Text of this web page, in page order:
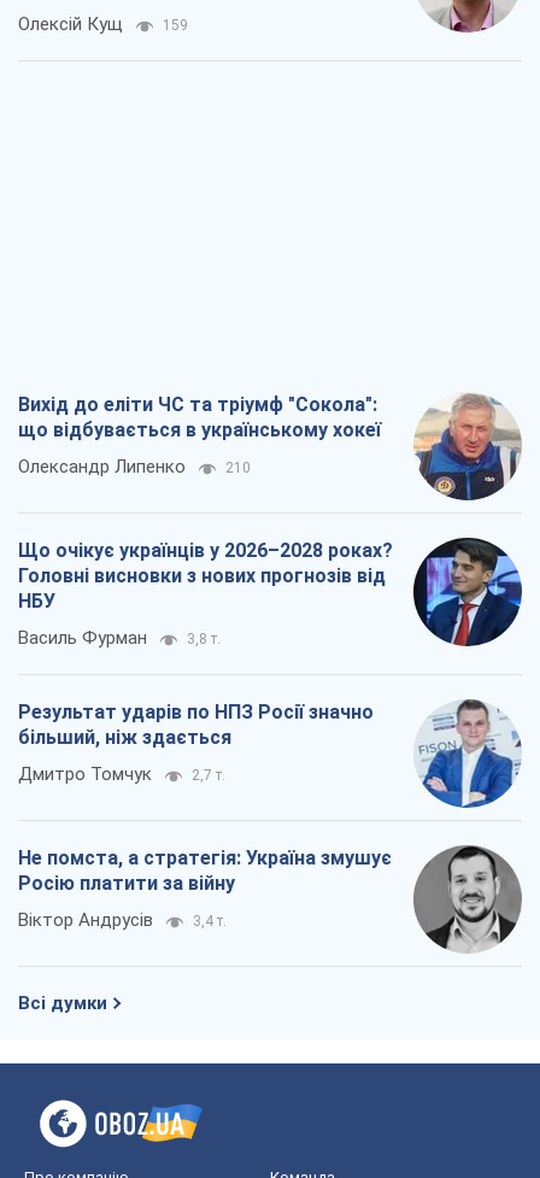
Олексій Кущ 159
Вихід до еліти ЧС та тріумф "Сокола":
що відбувається в українському хокеї
Олександр Липенко 210
Що очікує українців у 2026–2028 роках?
Головні висновки з нових прогнозів від
НБУ
Василь Фурман 3,8 т.
Результат ударів по НПЗ Росії значно
більший, ніж здається
Дмитро Томчук 2,7 т.
Не помста, а стратегія: Україна змушує
Росію платити за війну
Віктор Андрусів 3,4 т.
Всі думки